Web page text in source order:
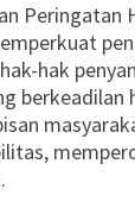
Peringatan
hak